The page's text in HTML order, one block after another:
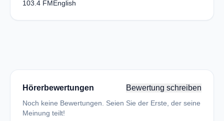
103.4 FMEnglish
Hörerbewertungen Bewertung schreiben
Noch keine Bewertungen. Seien Sie der Erste, der seine
Meinung teilt!